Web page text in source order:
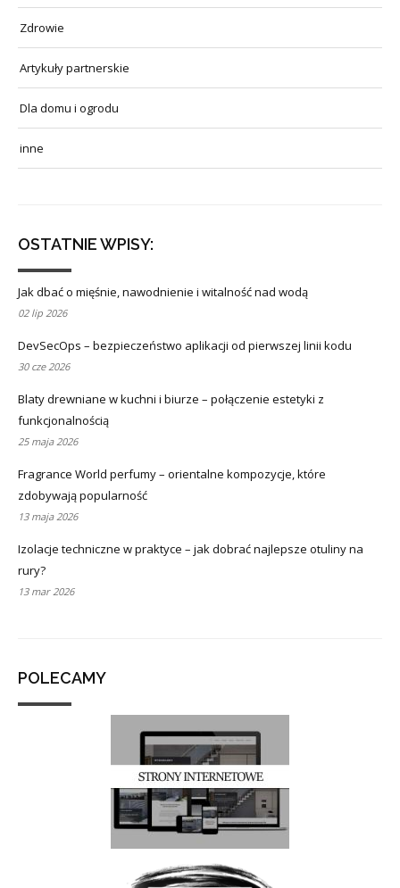
Zdrowie
Artykuły partnerskie
Dla domu i ogrodu
inne
OSTATNIE WPISY:
Jak dbać o mięśnie, nawodnienie i witalność nad wodą
02 lip 2026
DevSecOps – bezpieczeństwo aplikacji od pierwszej linii kodu
30 cze 2026
Blaty drewniane w kuchni i biurze – połączenie estetyki z
funkcjonalnością
25 maja 2026
Fragrance World perfumy – orientalne kompozycje, które
zdobywają popularność
13 maja 2026
Izolacje techniczne w praktyce – jak dobrać najlepsze otuliny na
rury?
13 mar 2026
POLECAMY